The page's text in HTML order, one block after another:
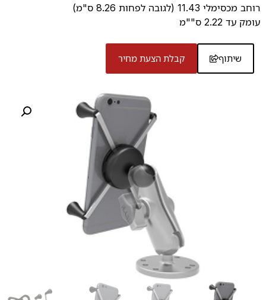
רוחב מכסימלי 11.43 (לגובה לפחות 8.26 ס"מ)
עומק עד 2.22 ס""מ
שיתוף קבלת הצעת מחיר